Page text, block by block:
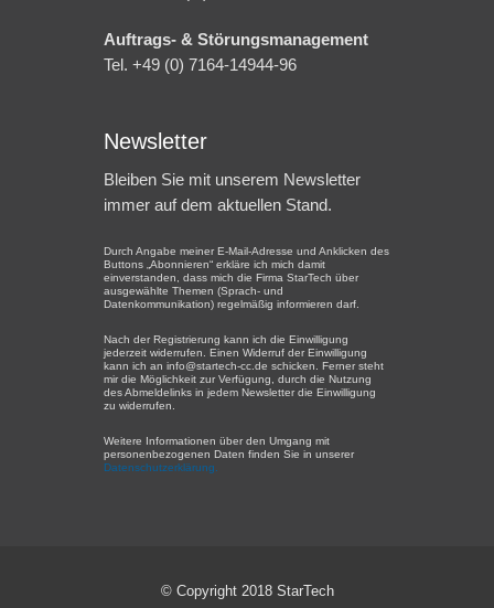
Auftrags- & Störungsmanagement
Tel. +49 (0) 7164-14944-96
Newsletter
Bleiben Sie mit unserem Newsletter
immer auf dem aktuellen Stand.
Durch Angabe meiner E-Mail-Adresse und Anklicken des
Buttons „Abonnieren“ erkläre ich mich damit
einverstanden, dass mich die Firma StarTech über
ausgewählte Themen (Sprach- und
Datenkommunikation) regelmäßig informieren darf.
Nach der Registrierung kann ich die Einwilligung
jederzeit widerrufen. Einen Widerruf der Einwilligung
kann ich an info@startech-cc.de schicken. Ferner steht
mir die Möglichkeit zur Verfügung, durch die Nutzung
des Abmeldelinks in jedem Newsletter die Einwilligung
zu widerrufen.
Weitere Informationen über den Umgang mit
personenbezogenen Daten finden Sie in unserer
Datenschutzerklärung.
© Copyright 2018 StarTech